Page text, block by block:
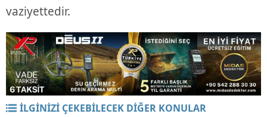
vaziyettedir.
İLGİNİZİ ÇEKEBİLECEK DİĞER KONULAR